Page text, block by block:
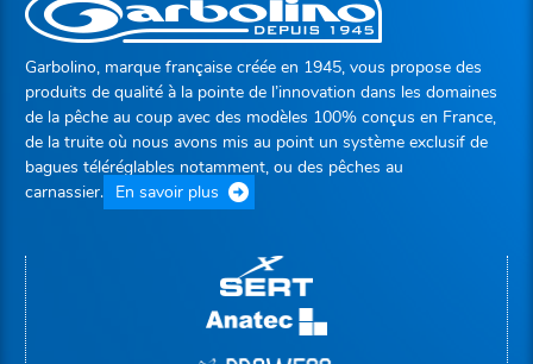
Garbolino, marque française créée en 1945, vous propose des
produits de qualité à la pointe de l’innovation dans les domaines
de la pêche au coup avec des modèles 100% conçus en France,
de la truite où nous avons mis au point un système exclusif de
bagues téléréglables notamment, ou des pêches au
carnassier. En savoir plus